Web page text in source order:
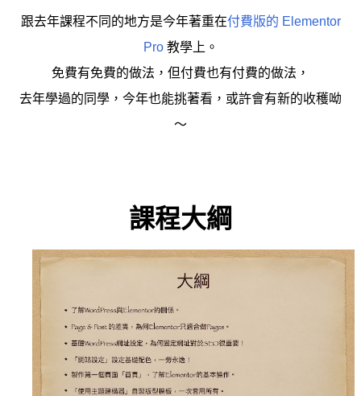
跟去年課程不同的地方是今年著重在付費版的 Elementor
Pro 教學上。
免費有免費的做法，但付費也有付費的做法，
去年學過的同學，今年也能挑著看，或許會有新的收穫呦
～
課程大綱